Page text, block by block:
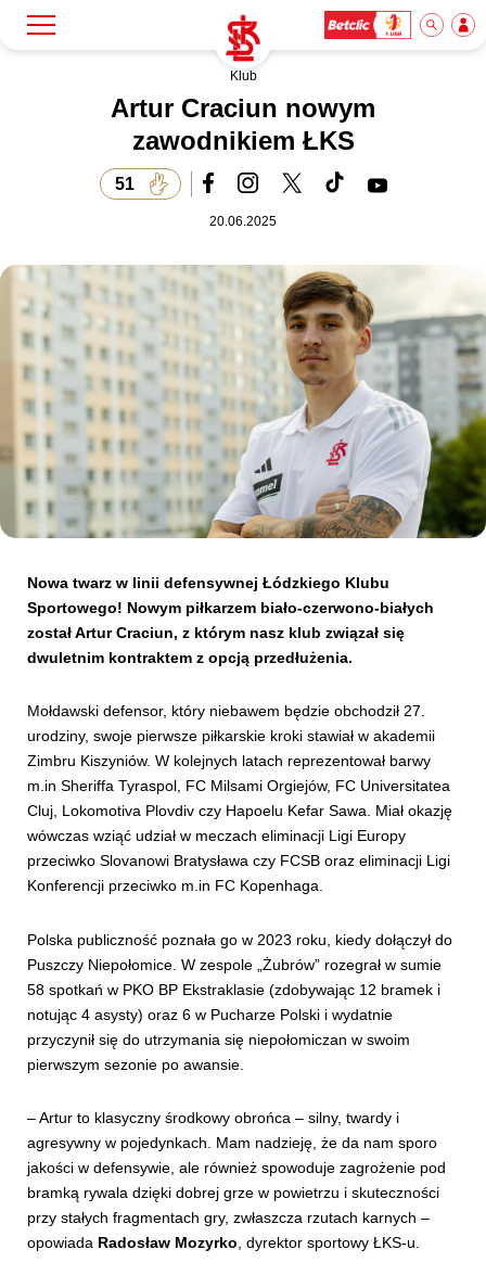
Akademia
Biznes
Dla mediów
Kibice
SKLEP KUP BILET
Klub
Artur Craciun nowym
zawodnikiem ŁKS
51
20.06.2025
Nowa twarz w linii defensywnej Łódzkiego Klubu
Sportowego! Nowym piłkarzem biało-czerwono-białych
został Artur Craciun, z którym nasz klub związał się
dwuletnim kontraktem z opcją przedłużenia.
Mołdawski defensor, który niebawem będzie obchodził 27.
urodziny, swoje pierwsze piłkarskie kroki stawiał w akademii
Zimbru Kiszyniów. W kolejnych latach reprezentował barwy
m.in Sheriffa Tyraspol, FC Milsami Orgiejów, FC Universitatea
Cluj, Lokomotiva Plovdiv czy Hapoelu Kefar Sawa. Miał okazję
wówczas wziąć udział w meczach eliminacji Ligi Europy
przeciwko Slovanowi Bratysława czy FCSB oraz eliminacji Ligi
Konferencji przeciwko m.in FC Kopenhaga.
Polska publiczność poznała go w 2023 roku, kiedy dołączył do
Puszczy Niepołomice. W zespole „Żubrów” rozegrał w sumie
58 spotkań w PKO BP Ekstraklasie (zdobywając 12 bramek i
notując 4 asysty) oraz 6 w Pucharze Polski i wydatnie
przyczynił się do utrzymania się niepołomiczan w swoim
pierwszym sezonie po awansie.
– Artur to klasyczny środkowy obrońca – silny, twardy i
agresywny w pojedynkach. Mam nadzieję, że da nam sporo
jakości w defensywie, ale również spowoduje zagrożenie pod
bramką rywala dzięki dobrej grze w powietrzu i skuteczności
przy stałych fragmentach gry, zwłaszcza rzutach karnych –
opowiada Radosław Mozyrko , dyrektor sportowy ŁKS-u.